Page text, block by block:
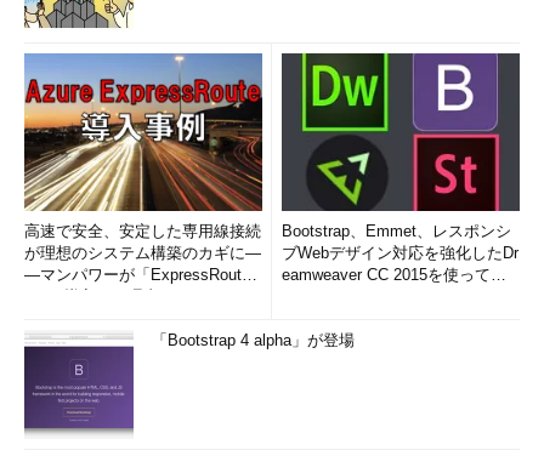
高速で安全、安定した専用線接続
が理想のシステム構築のカギに―
―マンパワーが「ExpressRout
Bootstrap、Emmet、レスポンシ
ブWebデザイン対応を強化したDr
eamweaver CC 2015を使って
「Bootstrap 4 alpha」が登場